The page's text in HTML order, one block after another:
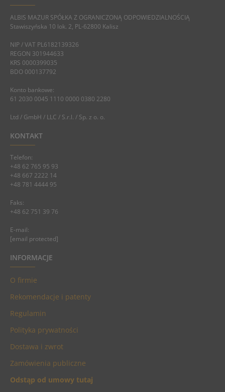
ALBIS MAZUR SPÓŁKA Z OGRANICZONĄ ODPOWIEDZIALNOŚCIĄ
Stawiszyńska 10 lok. 2, PL-62800 Kalisz
NIP / VAT PL6182139326
REGON 301944633
KRS 0000399035
BDO 000137792
Konto bankowe:
61 2030 0045 1110 0000 0380 2280
Ltd / GmbH / LLC / S.r.l. / Sp. z o. o.
KONTAKT
Telefon:
+48 62 765 95 93
+48 667 2222 14
+48 781 4444 95
Faks:
+48 62 751 39 76
E-mail:
[email protected]
INFORMACJE
O firmie
Rekomendacje i patenty
Regulamin
Polityka prywatności
Dostawa i zwrot
Zamówienia publiczne
Odstąp od umowy tutaj